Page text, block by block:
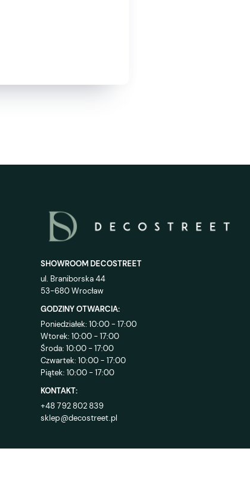
SHOWROOM DECOSTREET
ul. Braniborska 44
53-680 Wrocław
GODZINY OTWARCIA:
Poniedziałek: 10:00 - 17:00
Wtorek: 10:00 - 17:00
Środa: 10:00 - 17:00
Czwartek: 10:00 - 17:00
Piątek: 10:00 - 17:00
KONTAKT:
+48 792 802 839
sklep@decostreet.pl